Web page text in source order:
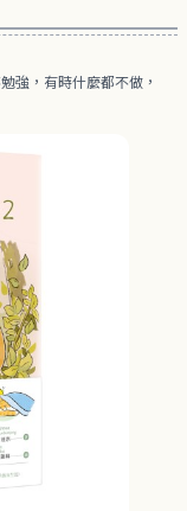
展
強，有時什麼都不做，